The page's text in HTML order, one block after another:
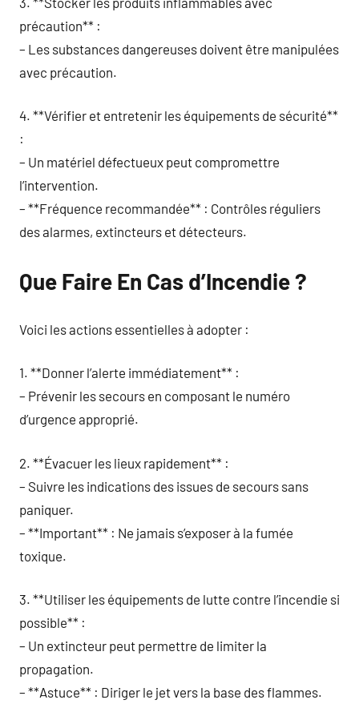
précaution** :
– Les substances dangereuses doivent être manipulées
avec précaution.
4. **Vérifier et entretenir les équipements de sécurité**
:
– Un matériel défectueux peut compromettre
l’intervention.
– **Fréquence recommandée** : Contrôles réguliers
des alarmes, extincteurs et détecteurs.
Que Faire En Cas d’Incendie ?
Voici les actions essentielles à adopter :
1. **Donner l’alerte immédiatement** :
– Prévenir les secours en composant le numéro
d’urgence approprié.
2. **Évacuer les lieux rapidement** :
– Suivre les indications des issues de secours sans
paniquer.
– **Important** : Ne jamais s’exposer à la fumée
toxique.
3. **Utiliser les équipements de lutte contre l’incendie si
possible** :
– Un extincteur peut permettre de limiter la
propagation.
– **Astuce** : Diriger le jet vers la base des flammes.